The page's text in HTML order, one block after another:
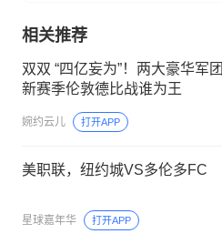
相关推荐
双双 “四亿妄为”！两大豪华军
新赛季伦敦德比战谁为王
婉约云儿 打开APP
美职联，纽约城VS多伦多FC
星球嘉年华 打开APP